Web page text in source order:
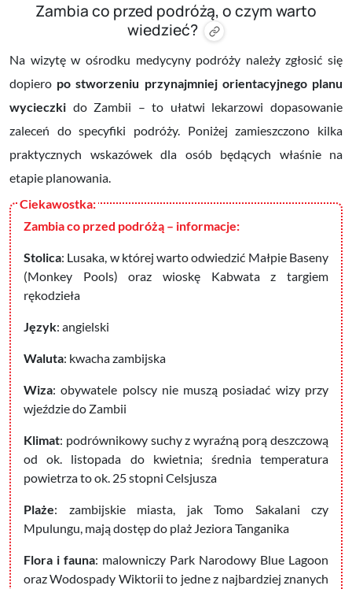
Zambia co przed podróżą, o czym warto
wiedzieć?
Na wizytę w ośrodku medycyny podróży należy zgłosić się
dopiero po stworzeniu przynajmniej orientacyjnego planu
wycieczki do Zambii – to ułatwi lekarzowi dopasowanie
zaleceń do specyfiki podróży. Poniżej zamieszczono kilka
praktycznych wskazówek dla osób będących właśnie na
etapie planowania.
Zambia co przed podróżą – informacje:
Stolica: Lusaka, w której warto odwiedzić Małpie Baseny
(Monkey Pools) oraz wioskę Kabwata z targiem
rękodzieła
Język: angielski
Waluta: kwacha zambijska
Wiza: obywatele polscy nie muszą posiadać wizy przy
wjeździe do Zambii
Klimat: podrównikowy suchy z wyraźną porą deszczową
od ok. listopada do kwietnia; średnia temperatura
powietrza to ok. 25 stopni Celsjusza
Plaże: zambijskie miasta, jak Tomo Sakalani czy
Mpulungu, mają dostęp do plaż Jeziora Tanganika
Flora i fauna: malowniczy Park Narodowy Blue Lagoon
oraz Wodospady Wiktorii to jedne z najbardziej znanych